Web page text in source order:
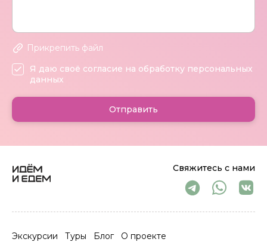
Свяжитесь с нами
Экскурсии Туры Блог
О проекте
Прикрепить файл
Я даю своё согласие на обработку персональных
данных
Отправить